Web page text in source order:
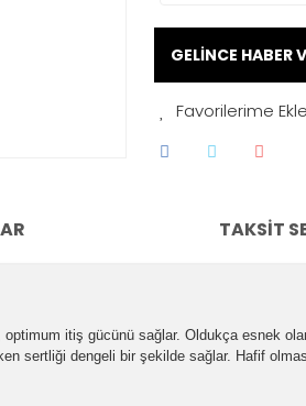
GELİNCE HABER
TAKSIT
itiş gücünü sağlar. Oldukça esnek
sertliği dengeli bir şekilde sağlar. Hafif